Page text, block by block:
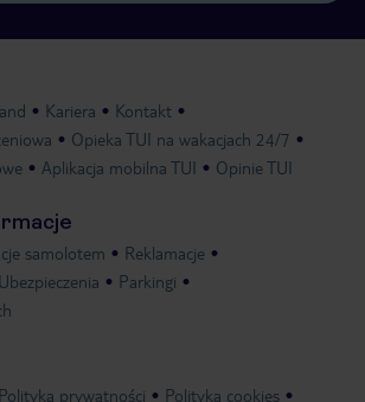
Kariera
Kontakt
Opieka TUI na wakacjach 24/7
Aplikacja mobilna TUI Opinie TUI
samolotem
Reklamacje
Ubezpieczenia
Parkingi
Polityka prywatności
Polityka cookies